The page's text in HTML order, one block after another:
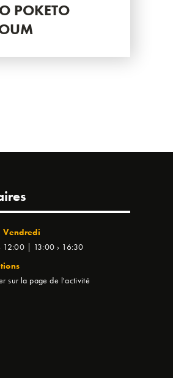
POKETO
Vendredi
12:00 | 13:00 › 16:30
sur la page de l'activité